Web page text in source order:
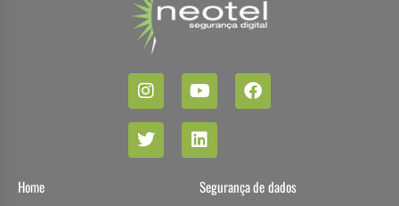
Home
Segurança de dados